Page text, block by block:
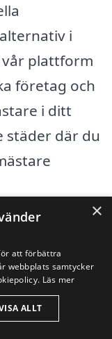
i
vår plattform
företag och
i ditt
städer där du
×
att förbättra
webbplats samtycker
Läs mer
ALLT